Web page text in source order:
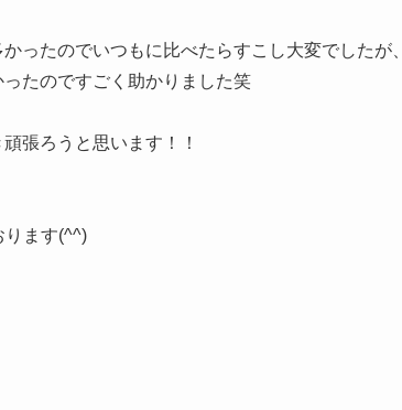
ったのでいつもに比べたらすこし大変でしたが、
たのですごく助かりました笑
張ろうと思います！！
ります(^^)